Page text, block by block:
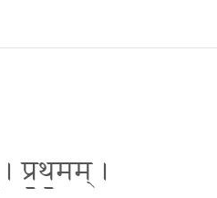
प्र॒थ॒मम् ।